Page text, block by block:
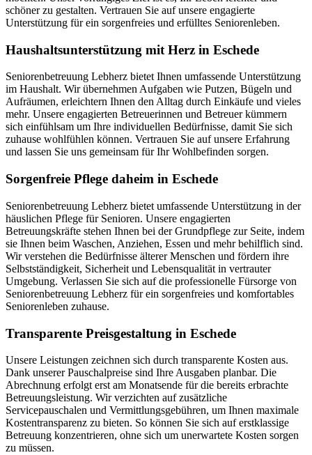
schöner zu gestalten. Vertrauen Sie auf unsere engagierte
Unterstützung für ein sorgenfreies und erfülltes Seniorenleben.
Haushalts­unterstützung mit Herz in Eschede
Seniorenbetreuung Lebherz bietet Ihnen umfassende Unterstützung
im Haushalt. Wir übernehmen Aufgaben wie Putzen, Bügeln und
Aufräumen, erleichtern Ihnen den Alltag durch Einkäufe und vieles
mehr. Unsere engagierten Betreuerinnen und Betreuer kümmern
sich einfühlsam um Ihre individuellen Bedürfnisse, damit Sie sich
zuhause wohlfühlen können. Vertrauen Sie auf unsere Erfahrung
und lassen Sie uns gemeinsam für Ihr Wohlbefinden sorgen.
Sorgenfreie Pflege daheim in Eschede
Seniorenbetreuung Lebherz bietet umfassende Unterstützung in der
häuslichen Pflege für Senioren. Unsere engagierten
Betreuungskräfte stehen Ihnen bei der Grundpflege zur Seite, indem
sie Ihnen beim Waschen, Anziehen, Essen und mehr behilflich sind.
Wir verstehen die Bedürfnisse älterer Menschen und fördern ihre
Selbstständigkeit, Sicherheit und Lebensqualität in vertrauter
Umgebung. Verlassen Sie sich auf die professionelle Fürsorge von
Seniorenbetreuung Lebherz für ein sorgenfreies und komfortables
Seniorenleben zuhause.
Transparente Preisgestaltung in Eschede
Unsere Leistungen zeichnen sich durch transparente Kosten aus.
Dank unserer Pauschalpreise sind Ihre Ausgaben planbar. Die
Abrechnung erfolgt erst am Monatsende für die bereits erbrachte
Betreuungsleistung. Wir verzichten auf zusätzliche
Servicepauschalen und Vermittlungsgebühren, um Ihnen maximale
Kostentransparenz zu bieten. So können Sie sich auf erstklassige
Betreuung konzentrieren, ohne sich um unerwartete Kosten sorgen
zu müssen.